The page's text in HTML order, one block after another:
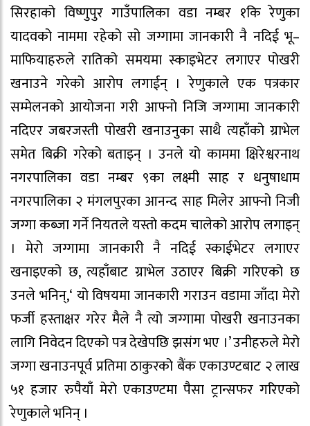
सिरहाको विष्णुपुर गाउँपालिका वडा नम्बर १कि रेणुका
यादवको नाममा रहेको सो जग्गामा जानकारी नै नदिई भू–
माफियाहरुले रातिको समयमा स्काइभेटर लगाएर पोखरी
खनाउने गरेको आरोप लगाईन् । रेणुकाले एक पत्रकार
सम्मेलनको आयोजना गरी आफ्नो निजि जग्गामा जानकारी
नदिएर जबरजस्ती पोखरी खनाउनुका साथै त्यहाँको ग्राभेल
समेत बिक्री गरेको बताइन् । उनले यो काममा क्षिरेश्वरनाथ
नगरपालिका वडा नम्बर ९का लक्ष्मी साह र धनुषाधाम
नगरपालिका २ मंगलपुरका आनन्द साह मिलेर आफ्नो निजी
जग्गा कब्जा गर्ने नियतले यस्तो कदम चालेको आरोप लगाइन्
। मेरो जग्गामा जानकारी नै नदिई स्काईभेटर लगाएर
खनाइएको छ, त्यहाँबाट ग्राभेल उठाएर बिक्री गरिएको छ
उनले भनिन्,‘ यो विषयमा जानकारी गराउन वडामा जाँदा मेरो
फर्जी हस्ताक्षर गरेर मैले नै त्यो जग्गामा पोखरी खनाउनका
लागि निवेदन दिएको पत्र देखेपछि झसंग भए ।’ उनीहरुले मेरो
जग्गा खनाउनपूर्व प्रतिमा ठाकुरको बैंक एकाउण्टबाट २ लाख
५१ हजार रुपैयाँ मेरो एकाउण्टमा पैसा ट्रान्सफर गरिएको
रेणुकाले भनिन् ।